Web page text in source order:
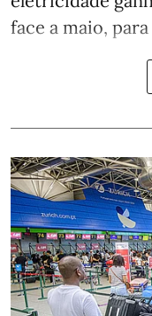
face a maio, para